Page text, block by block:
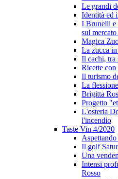
Le grandi
Identità ed
I Brunelli e
sul
Magica
La zucca
Il cachi, tra
Ricette con
Il turismo
La
Brigitta
Progetto
L'osteria
l'incendio
Taste Vin 4/2020
Il golf
Una
Intensi
Rosso